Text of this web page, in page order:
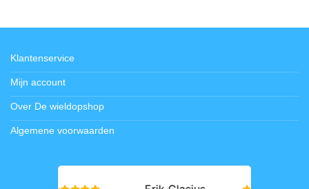
Klantenservice
Mijn account
Over De wieldopshop
Algemene voorwaarden